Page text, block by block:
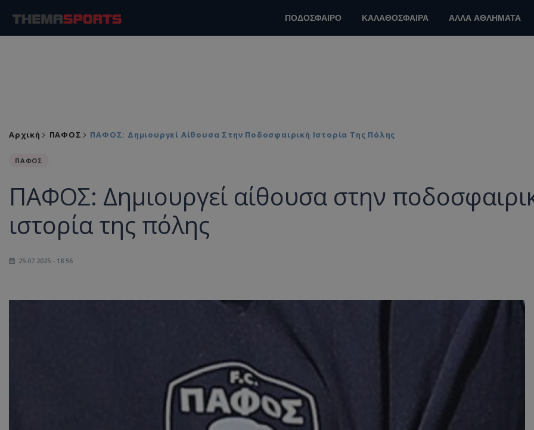
ΠΟΔΟΣΦΑΙΡΟ ΚΑΛΑΘΟΣΦΑΙΡΑ ΑΛΛΑ ΑΘΛΗΜΑΤΑ
Αρχική ΠΑΦΟΣ ΠΑΦΟΣ: Δημιουργεί Αίθουσα Στην Ποδοσφαιρική Ιστορία Της Πόλης
ΠΑΦΟΣ
ΠΑΦΟΣ: Δημιουργεί αίθουσα στην
ιστορία της πόλης
25.07.2025 - 18:56